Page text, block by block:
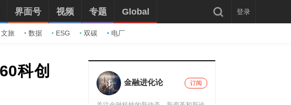
文旅 数据 ESG 双碳 电厂
界面号 视频 专题 Global 登录
科创
金融进化论 订阅